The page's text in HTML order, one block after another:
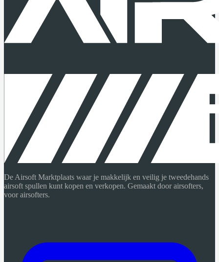
De Airsoft Marktplaats waar je makkelijk en veilig je tweedehands
airsoft spullen kunt kopen en verkopen. Gemaakt door airsofters,
voor airsofters.